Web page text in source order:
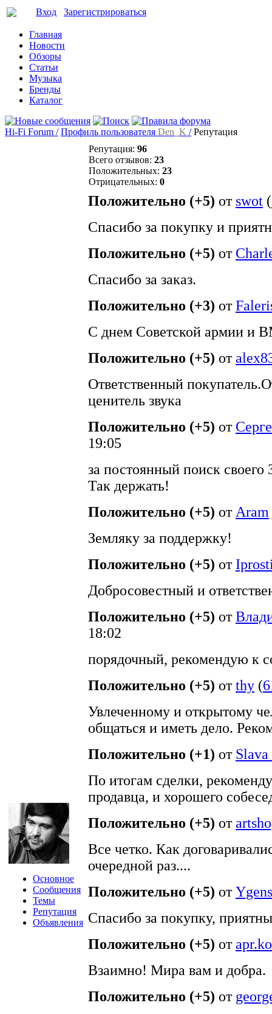
Вход Зарегистрироваться
Главная
Новости
Обзоры
Статьи
Музыка
Бренды
Каталог
Hi-Fi Forum / Профиль пользователя Den_K / Репутация
Основное
Сообщения
Темы
Репутация
Объявления
Репутация: 96
Всего отзывов: 23
Положительных: 23
Отрицательных: 0
Положительно (+5) от swot (
Спасибо за покупку и
Положительно (+5) от
Спасибо за заказ.
Положительно (+3) от
С днем Советской армии и
Положительно (+5) от
Ответственный
ценитель звука
Положительно (+5) от
19:05
за постоянный поиск
Так держать!
Положительно (+5) от Aram
Земляку за поддержку!
Положительно (+5) от
Добросовестный и
Положительно (+5) от
18:02
порядочный, рекомендую к
Положительно (+5) отthy (
Увлеченному и открытому
общаться и иметь дело.
Положительно (+1) от
По итогам сделки,
продавца, и хорошего
Положительно (+5) от
Все четко. Как
очередной раз....
Положительно (+5) от
Спасибо за покупку,
Положительно (+5) от
Взаимно! Мира вам и добра.
Положительно (+5) от